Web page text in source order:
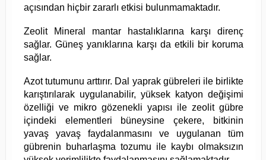
açısından hiçbir zararlı etkisi bulunmamaktadır.
Zeolit Mineral mantar hastalıklarına karşı direnç
sağlar. Güneş yanıklarına karşı da etkili bir koruma
sağlar.
Azot tutumunu arttırır. Dal yaprak gübreleri ile birlikte
karıştırılarak uygulanabilir, yüksek katyon değişimi
özelliği ve mikro gözenekli yapısı ile zeolit gübre
içindeki elementleri büneysine çekere, bitkinin
yavaş yavaş faydalanmasını ve uygulanan tüm
gübrenin buharlaşma tozumu ile kaybı olmaksızın